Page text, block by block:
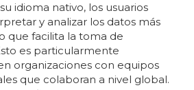
idioma nativo, los usuarios
y analizar los datos más
que facilita la toma de
es particularmente
organizaciones con equipos
que colaboran a nivel global.